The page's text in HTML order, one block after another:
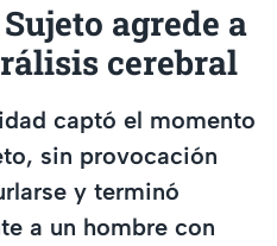
agrede a
cerebral
captó el momento
sin provocación
y terminó
a un hombre con